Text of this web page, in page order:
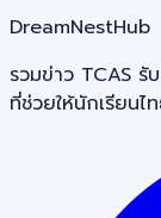
DreamNestHub
รวมข่าว TCAS
ที่ช่วยให้นักเรียนไ